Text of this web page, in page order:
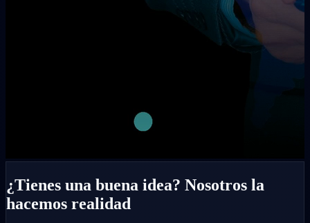
¿Tienes una buena idea? Nosotros la
hacemos realidad